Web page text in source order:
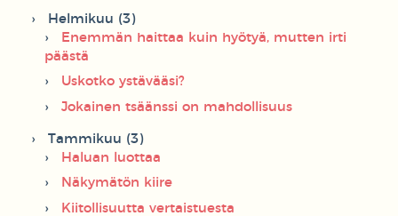
Helmikuu (3)
Enemmän haittaa kuin hyötyä, mutten irti
päästä
Uskotko ystävääsi?
Jokainen tsäänssi on mahdollisuus
Tammikuu (3)
Haluan luottaa
Näkymätön kiire
Kiitollisuutta vertaistuesta